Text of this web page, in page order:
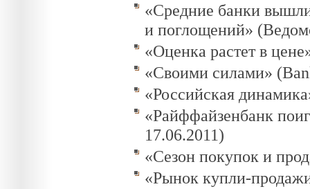
«Средние банки
и поглощений»
«Оценка растет в
«Своими силами»
«Российская
«Райффайзенбанк
17.06.2011)
«Сезон покупок и
«Рынок купли-